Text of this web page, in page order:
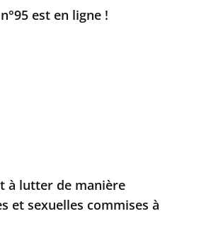
est en ligne !
à lutter de manière
et sexuelles commises à